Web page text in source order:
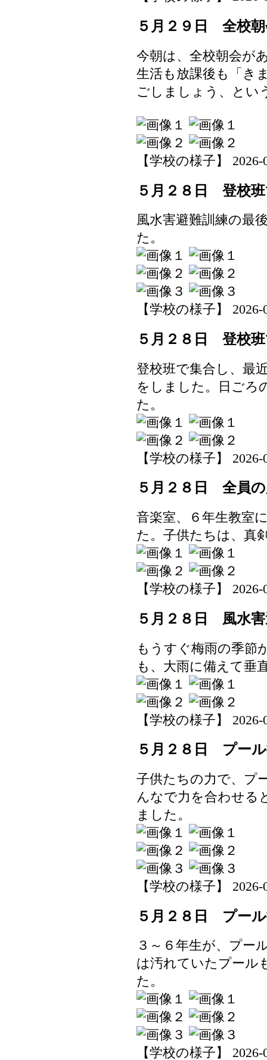
５月２９日 全校
今朝は、全校朝会が
生活も放課後も「き
ごしましょう、とい
【学校の様子】
５月２８日 登校
風水害避難訓練の最
た。
【学校の様子】
５月２８日 登校
登校班で集合し、最
をしました。日ごろ
た。
【学校の様子】
５月２８日 全員
音楽室、６年生教室
た。子供たちは、真
【学校の様子】
５月２８日 風水
もうすぐ梅雨の季節
も、大雨に備えて垂
【学校の様子】
５月２８日 プー
子供たちの力で、プ
んなで力を合わせる
ました。
【学校の様子】
５月２８日 プー
３～６年生が、プー
は汚れていたプール
た。
【学校の様子】